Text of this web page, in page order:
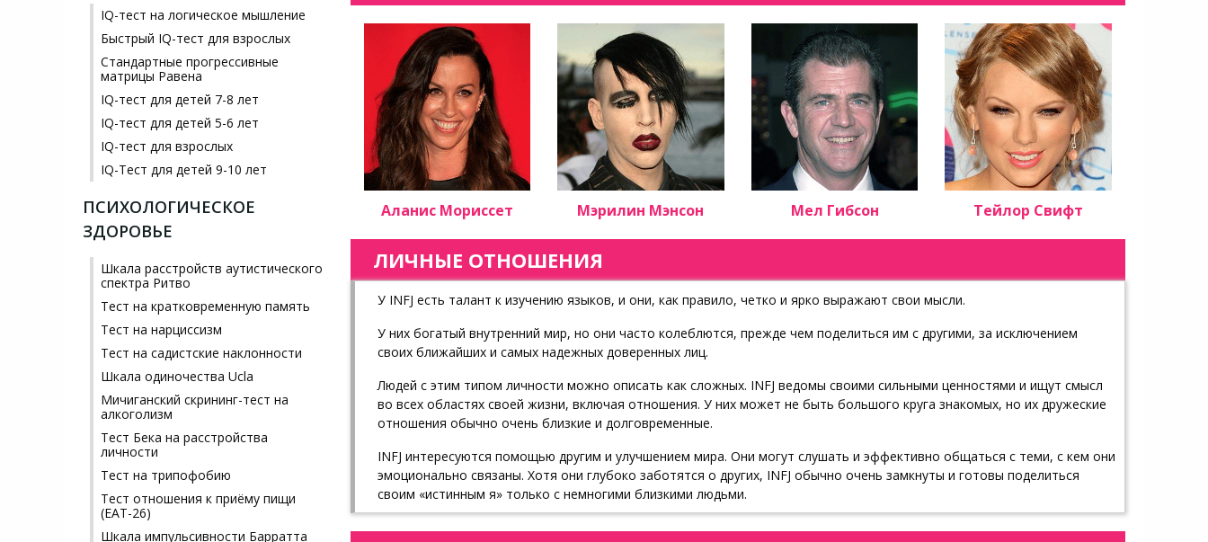
IQ-тест на логическое мышление
Быстрый IQ-тест для взрослых
Стандартные прогрессивные
матрицы Равена
IQ-тест для детей 7-8 лет
IQ-тест для детей 5-6 лет
IQ-тест для взрослых
IQ-Тест для детей 9-10 лет
ПСИХОЛОГИЧЕСКОЕ
ЗДОРОВЬЕ
Шкала расстройств аутистического
спектра Ритво
Тест на кратковременную память
Тест на нарциссизм
Тест на садистские наклонности
Шкала одиночества Ucla
Мичиганский скрининг-тест на
алкоголизм
Тест Бека на расстройства
личности
Тест на трипофобию
Тест отношения к приёму пищи
(EAT-26)
Шкала импульсивности Барратта
Аланис Мориссет Мэрилин Мэнсон Мел Гибсон Тейлор Свифт
ЛИЧНЫЕ ОТНОШЕНИЯ
У INFJ есть талант к изучению языков, и они, как правило, четко и ярко выражают свои мысли.
У них богатый внутренний мир, но они часто колеблются, прежде чем поделиться им с другими, за исключением
своих ближайших и самых надежных доверенных лиц.
Людей с этим типом личности можно описать как сложных. INFJ ведомы своими сильными ценностями и ищут смысл
во всех областях своей жизни, включая отношения. У них может не быть большого круга знакомых, но их дружеские
отношения обычно очень близкие и долговременные.
INFJ интересуются помощью другим и улучшением мира. Они могут слушать и эффективно общаться с теми, с кем они
эмоционально связаны. Хотя они глубоко заботятся о других, INFJ обычно очень замкнуты и готовы поделиться
своим «истинным я» только с немногими близкими людьми.